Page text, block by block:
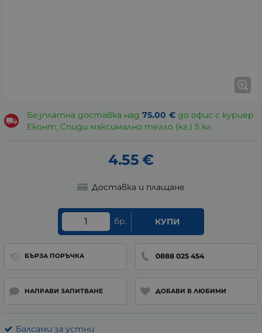
Безплатна доставка над 75.00 €до офис с куриер
Еконт, Спиди максимално тегло (кг.) 5 кг.
4.55 €
Доставка и плащане
бр. КУПИ
БЪРЗА ПОРЪЧКА 0888 025 454
НАПРАВИ ЗАПИТВАНЕ ДОБАВИ В ЛЮБИМИ
Балсами за устни